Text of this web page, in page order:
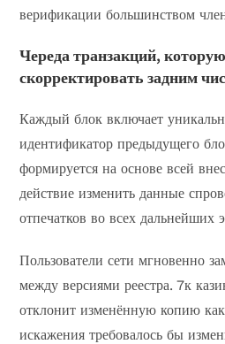
верификации большинством
Череда транзакций,
скорректировать задним
Каждый блок включает
идентификатор предыдущего
формируется на основе всей
действие изменить данные
отпечатков во всех дальнейших
Пользователи сети мгновенно
между версиями реестра. 7к
отклонит изменённую копию
искажения требовалось бы